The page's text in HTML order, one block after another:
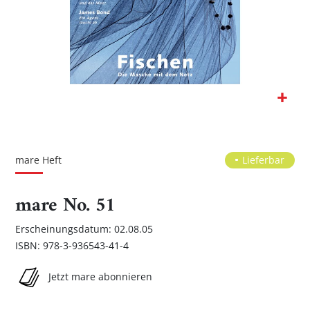
Bildgalerie
mare Heft Lieferbar
mare No. 51
Erscheinungsdatum: 02.08.05
ISBN: 978-3-936543-41-4
Jetzt mare abonnieren